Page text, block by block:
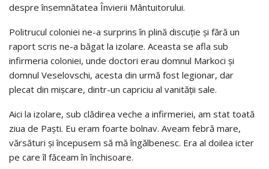
despre însemnătatea Învierii Mântuitorului.
Politrucul coloniei ne-a surprins în plină discuție și fără un
raport scris ne-a băgat la izolare. Aceasta se afla sub
infirmeria coloniei, unde doctori erau domnul Markoci și
domnul Veselovschi, acesta din urmă fost legionar, dar
plecat din mișcare, dintr-un capriciu al vanității sale.
Aici la izolare, sub clădirea veche a infirmeriei, am stat toată
ziua de Paști. Eu eram foarte bolnav. Aveam febră mare,
vărsături și începusem să mă îngălbenesc. Era al doilea icter
pe care îl făceam în închisoare.